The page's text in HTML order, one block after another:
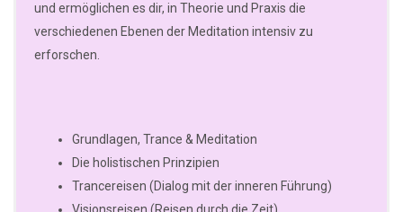
und ermöglichen es dir, in Theorie und Praxis die
verschiedenen Ebenen der Meditation intensiv zu
erforschen.
Grundlagen, Trance & Meditation
Die holistischen Prinzipien
Trancereisen (Dialog mit der inneren Führung)